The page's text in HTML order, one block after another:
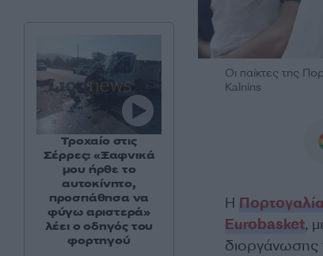
Οι παίκτες της
Kalnins
Η
Eurobasket,
διοργάνωσης
Τροχαίο στις
Σέρρες: «Ξαφνικά
μου ήρθε το
αυτοκίνητο,
προσπάθησα να
φύγω αριστερά»
λέει ο οδηγός του
φορτηγού